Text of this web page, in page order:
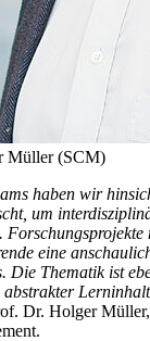
Müller (SCM)
haben wir
um
eine
Die Thematik ist
Dr. Holger